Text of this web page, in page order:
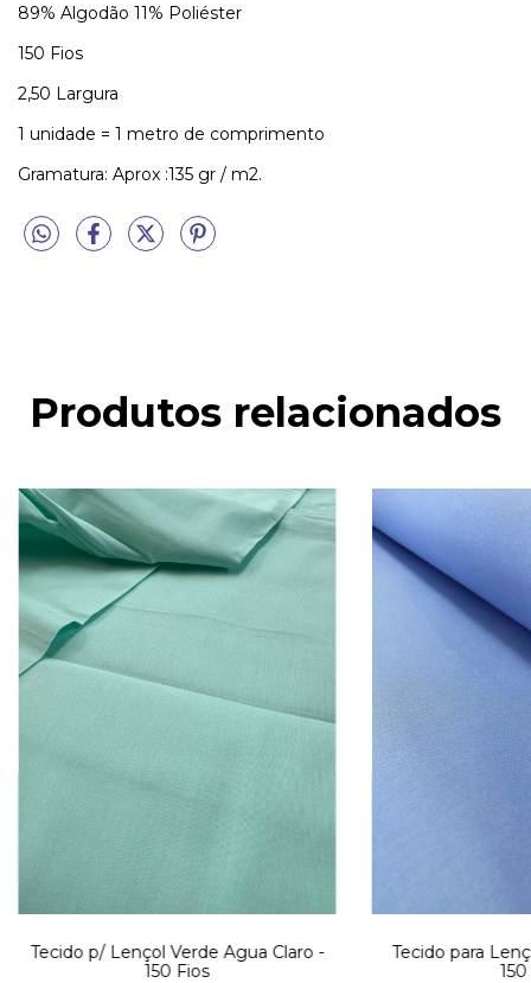
89% Algodão 11% Poliéster
150 Fios
2,50 Largura
1 unidade = 1 metro de comprimento
Gramatura: Aprox :135 gr / m2.
Produtos relacionados
Tecido p/ Lençol Verde Agua Claro -
150 Fios
Tecido para